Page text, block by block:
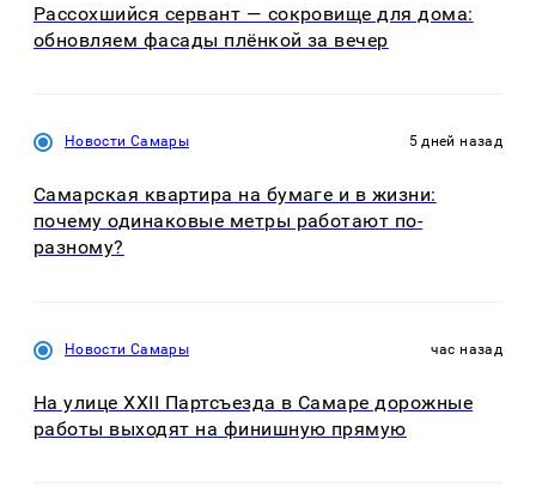
Рассохшийся сервант — сокровище для дома:
обновляем фасады плёнкой за вечер
Новости Самары 5 дней назад
Самарская квартира на бумаге и в жизни:
почему одинаковые метры работают по-
разному?
Новости Самары час назад
На улице XXII Партсъезда в Самаре дорожные
работы выходят на финишную прямую